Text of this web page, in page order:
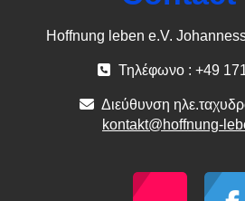
Hoffnung leben e.V.
Τηλέφωνο : +49
Διεύθυνση
kontakt@hoffnung-